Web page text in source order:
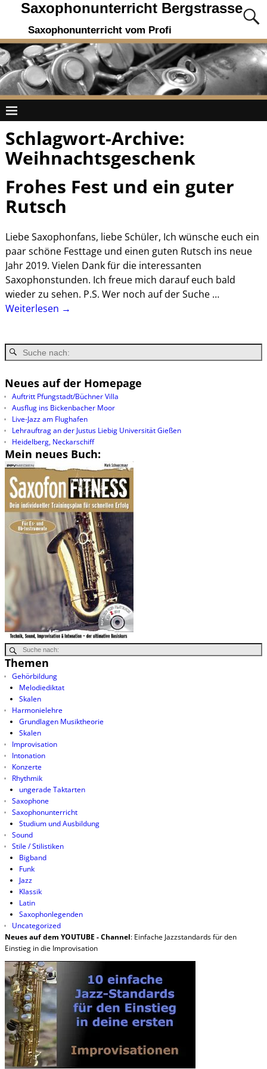
Saxophonunterricht Bergstrasse
Saxophonunterricht vom Profi
Schlagwort-Archive:
Weihnachtsgeschenk
Frohes Fest und ein guter
Rutsch
Liebe Saxophonfans, liebe Schüler, Ich wünsche euch ein
paar schöne Festtage und einen guten Rutsch ins neue
Jahr 2019. Vielen Dank für die interessanten
Saxophonstunden. Ich freue mich darauf euch bald
wieder zu sehen. P.S. Wer noch auf der Suche …
Weiterlesen →
Neues auf der Homepage
Auftritt Pfungstadt/Büchner Villa
Ausflug ins Bickenbacher Moor
Live-Jazz am Flughafen
Lehrauftrag an der Justus Liebig Universität Gießen
Heidelberg, Neckarschiff
Mein neues Buch:
Themen
Gehörbildung
Melodiediktat
Skalen
Harmonielehre
Grundlagen Musiktheorie
Skalen
Improvisation
Intonation
Konzerte
Rhythmik
ungerade Taktarten
Saxophone
Saxophonunterricht
Studium und Ausbildung
Sound
Stile / Stilistiken
Bigband
Funk
Jazz
Klassik
Latin
Saxophonlegenden
Uncategorized
Neues auf dem YOUTUBE - Channel: Einfache Jazzstandards für den
Einstieg in die Improvisation